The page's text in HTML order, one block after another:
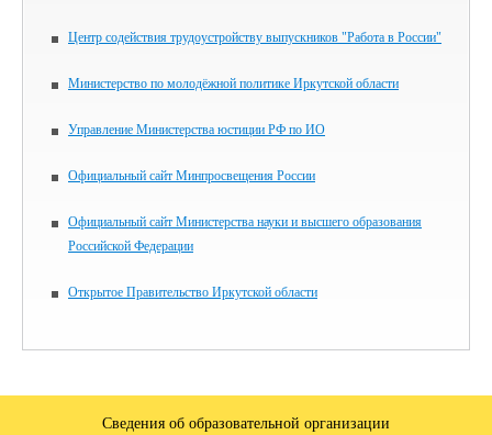
Центр содействия трудоустройству выпускников "Работа в России"
Министерство по молодёжной политике Иркутской области
Управление Министерства юстиции РФ по ИО
Официальный сайт Минпросвещения России
Официальный сайт Министерства науки и высшего образования
Российской Федерации
Открытое Правительство Иркутской области
Сведения об образовательной организации